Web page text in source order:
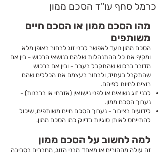
כרמל סחף עו"ד הסכם ממון
מהו הסכם ממון או הסכם חיים
משותפים
הסכם ממון נועד לאפשר לבני זוג לבחור באופן מלא
ומקיף את כל ההתנהלות שלהם בנושאי הרכוש - בין אם
מדובר ברכוש שהתקבל בעבר - ובין אם ברכוש
שהתקבל בעתיד, ולבחור בעצמם את הכללים שהם
רוצים לחיות לפיהם.
לבני זוג נשואים או לפני נישואין (אזרחי או ברבנות) -
נערוך הסכם ממון.
לידועים בציבור - נערוך הסכם חיים משותפים, שיכול
להתייחס לאותן סוגיות בדיוק כמו הסכם ממון.
למה לחשוב על הסכם ממון
זה עולה מההורים או מאחד מבני הזוג, מחברים בסביבה